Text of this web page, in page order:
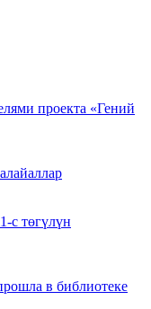
проекта «Гений
с төгүлүн
в библиотеке